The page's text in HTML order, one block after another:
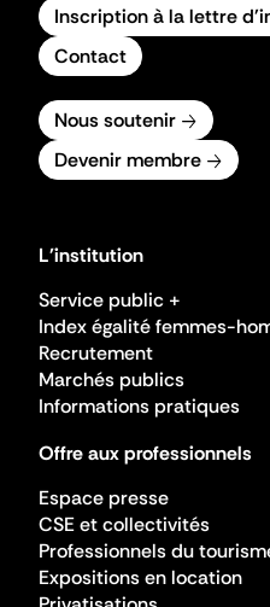
Inscription à la lettre
Contact
Nous soutenir
Devenir membre
L'institution
Service public +
Index égalité femmes-
Recrutement
Marchés publics
Informations pratiques
Offre aux professionnels
Espace presse
CSE et collectivités
Professionnels du
Expositions en location